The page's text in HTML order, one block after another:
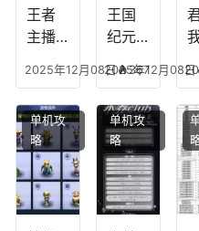
什么
模式
王者
主播
搭
配，
王者
最强
的主
播
2025年12月08日 367
王国
纪元
搭
配，
王国
纪元
最强
2025年12月08日
单机攻
略
单机攻
略